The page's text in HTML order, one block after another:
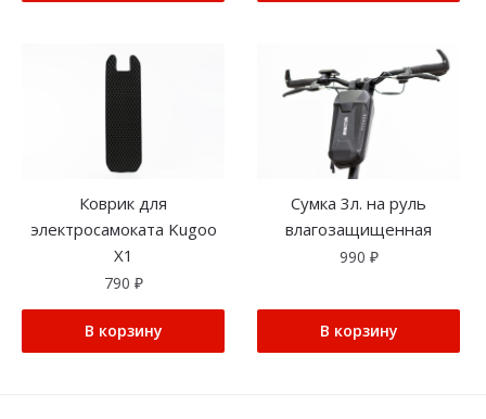
Коврик для
электросамоката Kugoo
Х1
790 ₽
В корзину
Сумка 3л. на руль
влагозащищенная
990 ₽
В корзину